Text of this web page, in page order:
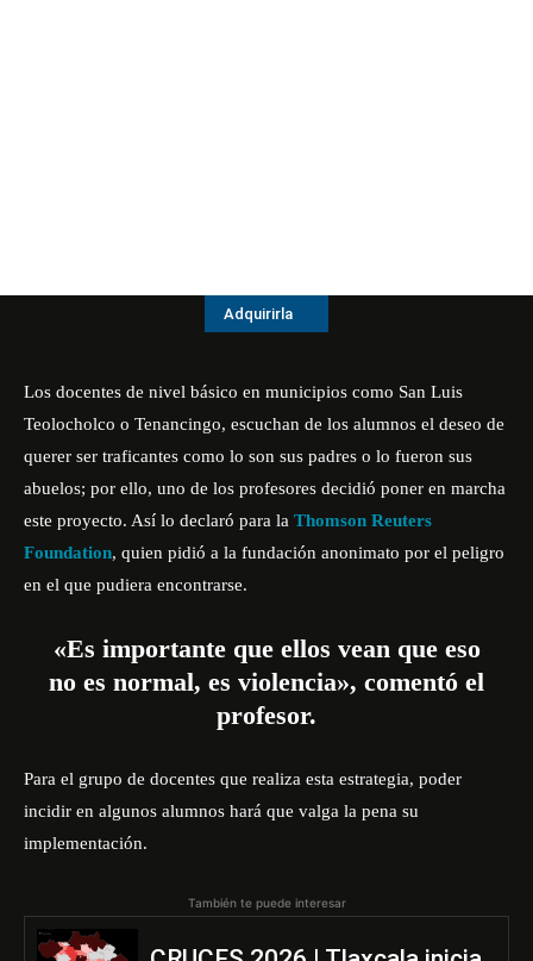
Adquirirla
Los docentes de nivel básico en municipios como San Luis
Teolocholco o Tenancingo, escuchan de los alumnos el deseo de
querer ser traficantes como lo son sus padres o lo fueron sus
abuelos; por ello, uno de los profesores decidió poner en marcha
este proyecto. Así lo declaró para la Thomson Reuters
Foundation, quien pidió a la fundación anonimato por el peligro
en el que pudiera encontrarse.
«Es importante que ellos vean que eso
no es normal, es violencia», comentó el
profesor.
Para el grupo de docentes que realiza esta estrategia, poder
incidir en algunos alumnos hará que valga la pena su
implementación.
También te puede interesar